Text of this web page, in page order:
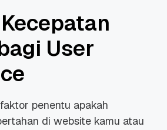
User
penentu apakah
di website kamu atau